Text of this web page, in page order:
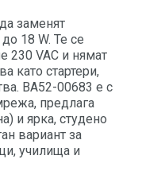
заменят
18 W. Те се
230 VAC и нямат
като стартери,
BA52-00683 е с
предлага
и ярка, студено
вариант за
училища и